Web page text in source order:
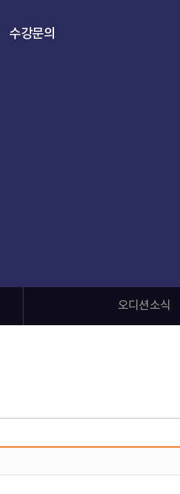
수강문의
오디션소식